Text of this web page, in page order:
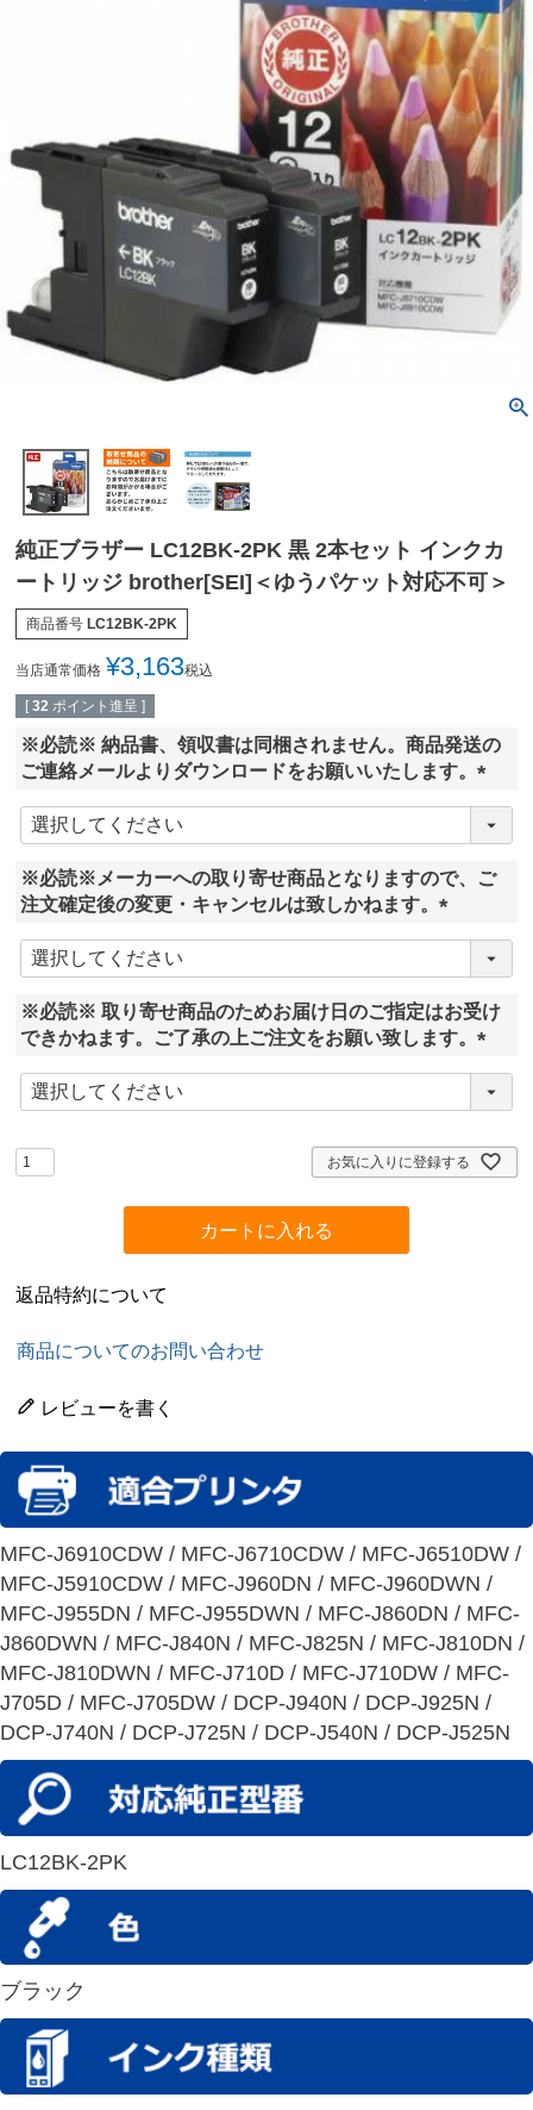
純正ブラザー LC12BK-2PK 黒 2本セット インクカ
ートリッジ brother[SEI]＜ゆうパケット対応不可＞
商品番号 LC12BK-2PK
当店通常価格 ¥3,163税込
[ 32 ポイント進呈 ]
※必読※ 納品書、領収書は同梱されません。商品発送の
ご連絡メールよりダウンロードをお願いいたします。
(
必
)
※必読※メーカーへの取り寄せ商品となりますので、ご
注文確定後の変更・キャンセルは致しかねます。
(
)
※必読※ 取り寄せ商品のためお届け日のご指定はお受け
できかねます。ご了承の上ご注文をお願い致します。
(
必
)
お気に入りに登録する
カートに入れる
返品特約について
商品についてのお問い合わせ
レビューを書く
MFC-J6910CDW / MFC-J6710CDW / MFC-J6510DW /
MFC-J5910CDW / MFC-J960DN / MFC-J960DWN /
MFC-J955DN / MFC-J955DWN / MFC-J860DN / MFC-
J860DWN / MFC-J840N / MFC-J825N / MFC-J810DN /
MFC-J810DWN / MFC-J710D / MFC-J710DW / MFC-
J705D / MFC-J705DW / DCP-J940N / DCP-J925N /
DCP-J740N / DCP-J725N / DCP-J540N / DCP-J525N
LC12BK-2PK
ブラック